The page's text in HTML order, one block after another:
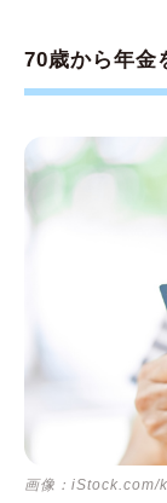
70歳から年金
画像：iStock.com/